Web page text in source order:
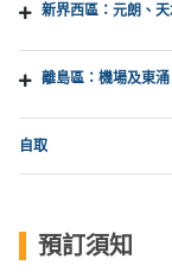
新界西區：元朗、天
離島區：機場及東涌
自取
預訂須知